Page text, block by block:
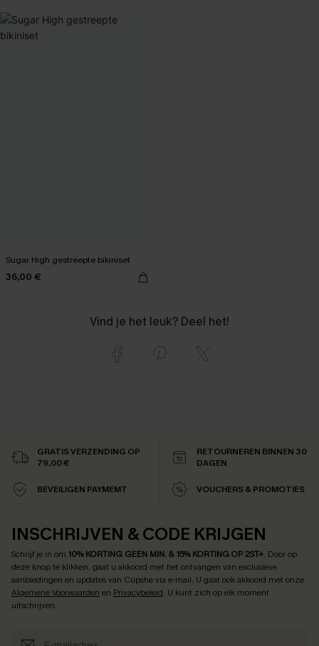
Sugar High gestreepte bikiniset
36,00 €
Vind je het leuk? Deel het!
GRATIS VERZENDING OP
79,00 €
RETOURNEREN BINNEN 30
DAGEN
BEVEILIGEN PAYMEMT VOUCHERS & PROMOTIES
INSCHRIJVEN & CODE KRIJGEN
Schrijf je in om 10% KORTING GEEN MIN. & 15% KORTING OP 2ST+. Door op
deze knop te klikken, gaat u akkoord met het ontvangen van exclusieve
aanbiedingen en updates van Cupshe via e-mail. U gaat ook akkoord met onze
Algemene Voorwaarden en Privacybeleid. U kunt zich op elk moment
uitschrijven.